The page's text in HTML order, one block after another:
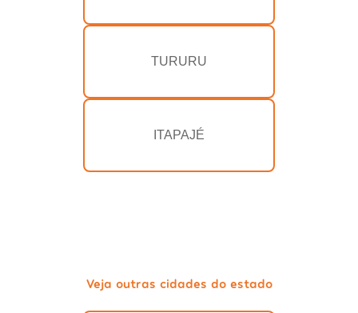
TURURU
ITAPAJÉ
Veja outras cidades do estado